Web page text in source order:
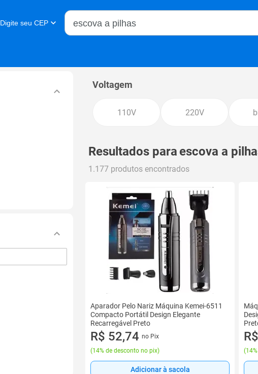
Digite seu CEP
Buscar no Magalu
Voltagem
110V 220V
Resultados paraescova a
1.177 produtos encontrados
Aparador Pelo Nariz Máquina Kemei-6511
Compacto Portátil Design Elegante
Recarregável Preto
R$ 52,74 no Pix
(14% de desconto no pix)
Adicionar à sacola
(